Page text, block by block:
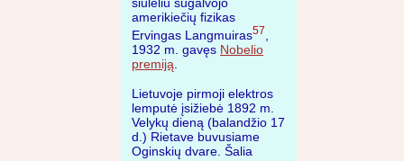
siūleliu sugalvojo
amerikiečių fizikas
Ervingas Langmuiras57
1932 m. gavęs Nobelio
premiją
Lietuvoje pirmoji elektros
lemputė įsižiebė 1892 m.
Velykų dieną (balandžio 17
d.) Rietave buvusiame
Oginskių dvare. Šalia